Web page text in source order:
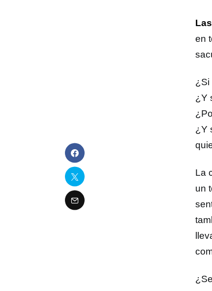
en
¿Si
¿Y
¿Y
La
un